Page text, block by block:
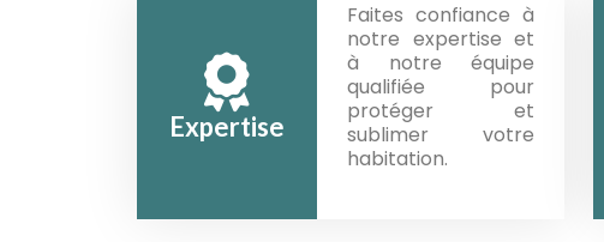
Expertise
Faites confiance à
notre expertise et
à notre équipe
qualifiée pour
protéger et
sublimer votre
habitation.